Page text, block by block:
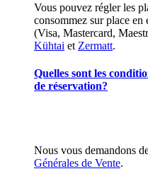
Vous pouvez régler les
consommez sur place
(Visa, Mastercard,
Kühtai et Zermatt.
Quelles sont les
de réservation?
Nous vous demandons
Générales de Vente.